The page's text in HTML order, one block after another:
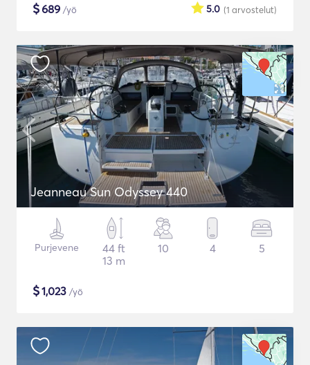
$689 /yö (1 arvostelut)
5.0
Jeanneau Sun Odyssey 440
Purjevene
44 ft
13 m
10 4 5
$1,023 /yö